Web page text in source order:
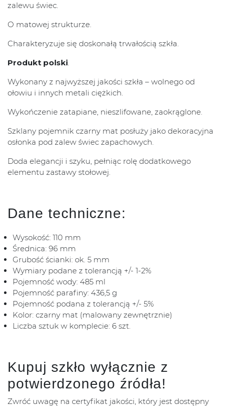
zalewu świec.
O matowej strukturze.
Charakteryzuje się doskonałą trwałością szkła.
Produkt polski.
Wykonany z najwyższej jakości szkła – wolnego od
ołowiu i innych metali ciężkich.
Wykończenie zatapiane, nieszlifowane, zaokrąglone.
Szklany pojemnik czarny mat posłuży jako dekoracyjna
osłonka pod zalew świec zapachowych.
Doda elegancji i szyku, pełniąc rolę dodatkowego
elementu zastawy stołowej.
Dane techniczne:
Wysokość: 110 mm
Średnica: 96 mm
Grubość ścianki: ok. 5 mm
Wymiary podane z tolerancją +/- 1-2%
Pojemność wody: 485 ml
Pojemność parafiny: 436,5 g
Pojemność podana z tolerancją +/- 5%
Kolor: czarny mat (malowany zewnętrznie)
Liczba sztuk w komplecie: 6 szt.
Kupuj szkło wyłącznie z
potwierdzonego źródła!
Zwróć uwagę na certyfikat jakości, który jest dostępny